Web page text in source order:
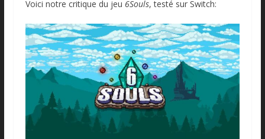
Voici notre critique du jeu 6Souls, testé sur Switch: